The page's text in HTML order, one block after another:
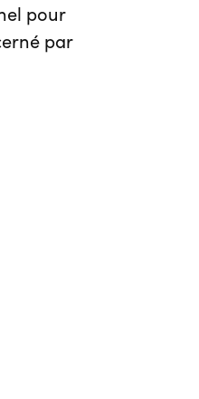
pour
par